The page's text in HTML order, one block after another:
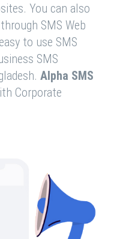
You can also
SMS Web
to use SMS
SMS
Alpha SMS
Corporate